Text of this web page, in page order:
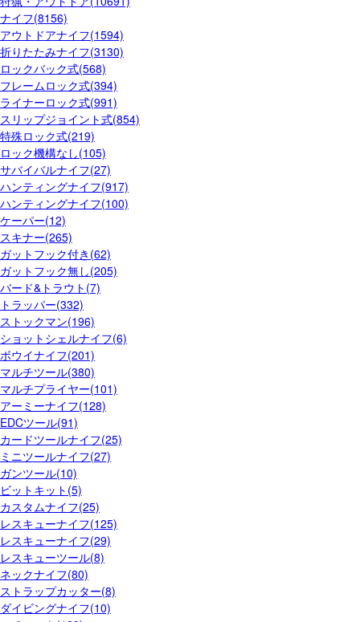
ナイフ(8156)
アウトドアナイフ(1594)
折りたたみナイフ(3130)
ロックバック式(568)
フレームロック式(394)
ライナーロック式(991)
スリップジョイント式(854)
特殊ロック式(219)
ロック機構なし(105)
サバイバルナイフ(27)
ハンティングナイフ(917)
ハンティングナイフ(100)
ケーパー(12)
スキナー(265)
ガットフック付き(62)
ガットフック無し(205)
バード&トラウト(7)
トラッパー(332)
ストックマン(196)
ショットシェルナイフ(6)
ボウイナイフ(201)
マルチツール(380)
マルチプライヤー(101)
アーミーナイフ(128)
EDCツール(91)
カードツールナイフ(25)
ミニツールナイフ(27)
ガンツール(10)
ビットキット(5)
カスタムナイフ(25)
レスキューナイフ(125)
レスキューナイフ(29)
レスキューツール(8)
ネックナイフ(80)
ストラップカッター(8)
ダイビングナイフ(10)